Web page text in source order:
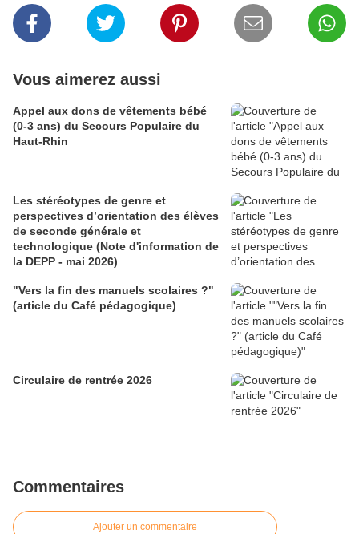
Vous aimerez aussi
Appel aux dons de vêtements bébé
(0-3 ans) du Secours Populaire du
Haut-Rhin
Les stéréotypes de genre et
perspectives d’orientation des élèves
de seconde générale et
technologique (Note d'information de
la DEPP - mai 2026)
"Vers la fin des manuels scolaires ?"
(article du Café pédagogique)
Circulaire de rentrée 2026
Commentaires
Ajouter un commentaire